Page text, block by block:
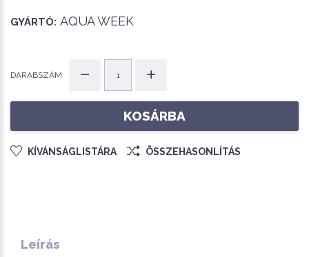
GYÁRTÓ: AQUA WEEK
DARABSZÁM
KOSÁRBA
KÍVÁNSÁGLISTÁRA ÖSSZEHASONLÍTÁS
Leírás